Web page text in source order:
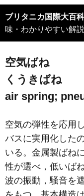
ブリタニカ国際大百
味・わかりやすい解説
空気ばね
くうきばね
air spring;
空気の弾性を応用
バスに実用化した
いる。金属製ばね
性が選べ，低いば
波の振動，騒音を